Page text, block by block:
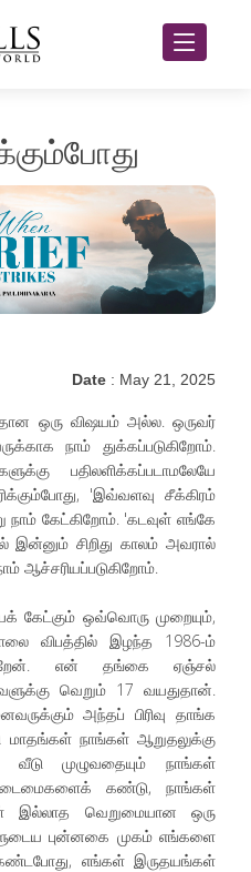
Date : May 21, 2025
ஒரு விஷயம் அல்ல. ஒருவர்
நாம் துக்கப்படுகிறோம்.
பதிலளிக்கப்படாமலேயே
'இவ்வளவு சீக்கிரம்
கேட்கிறோம். 'கடவுள் எங்கே
இன்னும் சிறிது காலம் அவரால்
ஆச்சரியப்படுகிறோம்.
கேட்கும் ஒவ்வொரு முறையும்,
விபத்தில் இழந்த 1986-ம்
என் தங்கை ஏஞ்சல்
வெறும் 17 வயதுதான்.
அந்தப் பிரிவு தாங்க
மாதங்கள் நாங்கள் ஆறுதலுக்கு
முழுவதையும் நாங்கள்
கண்டு, நாங்கள்
இல்லாத வெறுமையான ஒரு
புன்னகை முகம் எங்களை
எங்கள் இருதயங்கள்